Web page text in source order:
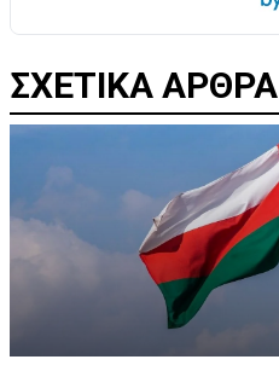
ΣΧΕΤΙΚΑ ΑΡΘΡΑ